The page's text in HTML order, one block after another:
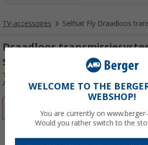
TV-accessoires Selfsat Fly Draadloos
Draadloos
Selfsat
Artikelnr: 285670WELCOME TO THE
WEBSHOP!
You are currently on
Would you rather switch to the